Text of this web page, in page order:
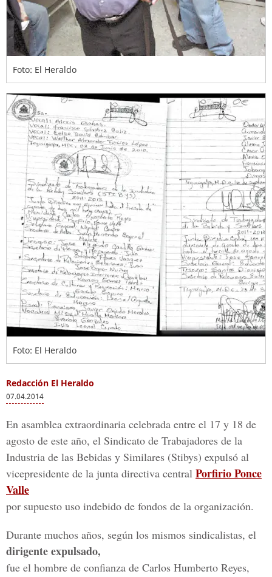
Foto: El Heraldo
Foto: El Heraldo
Redacción El Heraldo
07.04.2014
En asamblea extraordinaria celebrada entre el 17 y 18 de
agosto de este año, el Sindicato de Trabajadores de la
Industria de las Bebidas y Similares (Stibys) expulsó al
vicepresidente de la junta directiva central Porfirio Ponce
Valle
por supuesto uso indebido de fondos de la organización.
Durante muchos años, según los mismos sindicalistas, el
dirigente expulsado,
fue el hombre de confianza de Carlos Humberto Reyes,